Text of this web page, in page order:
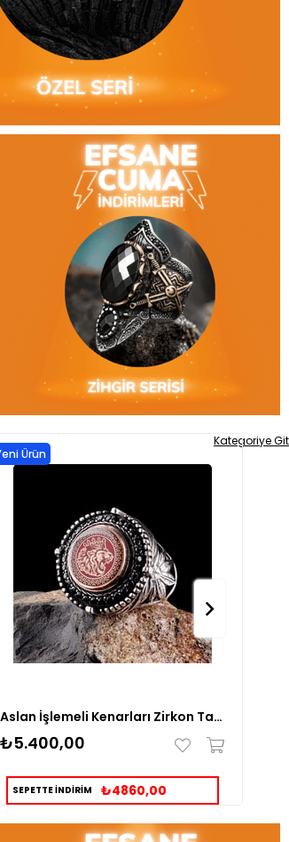
Aslan İşlemeli Kenarları Zirkon Taşlı Gümüş Yüzük
₺5.400,00
SEPETTE İNDİRİM ₺4860,00
Ürün
Kategoriye Git